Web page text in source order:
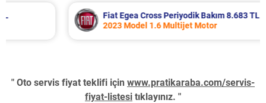
Fiat Egea Cross Periyodik Bakım 8.683 TL
2023 Model 1.6 Multijet Motor
" Oto servis fiyat teklifi için www.pratikaraba.com/servis-
fiyat-listesi tıklayınız. "